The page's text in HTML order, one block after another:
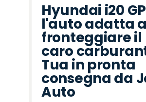
Hyundai i20
l'auto adatta a
fronteggiare il
caro
Tua in pronta
consegna da
Auto